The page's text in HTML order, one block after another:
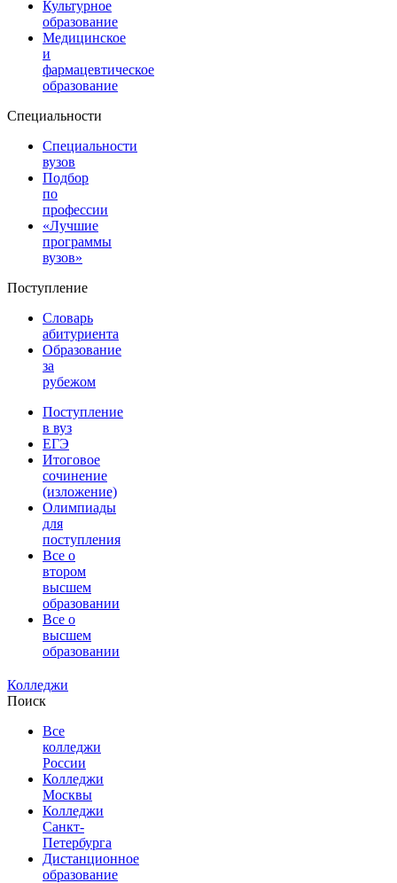
Культурное
образование
Медицинское
и
фармацевтическое
образование
Специальности
Специальности
вузов
Подбор
по
профессии
«Лучшие
программы
вузов»
Поступление
Словарь
абитуриента
Образование
за
рубежом
Поступление
в вуз
ЕГЭ
Итоговое
сочинение
(изложение)
Олимпиады
для
поступления
Все о
втором
высшем
образовании
Все о
высшем
образовании
Колледжи
Поиск
Все
колледжи
России
Колледжи
Москвы
Колледжи
Санкт-
Петербурга
Дистанционное
образование